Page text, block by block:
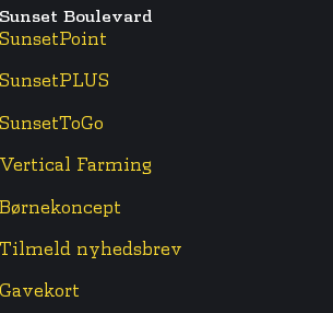
Boulevard
Farming
nyhedsbrev